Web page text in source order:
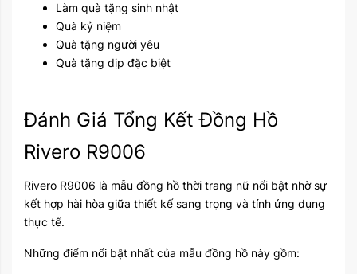
Làm quà tặng sinh nhật
Quà kỷ niệm
Quà tặng người yêu
Quà tặng dịp đặc biệt
Đánh Giá Tổng Kết Đồng Hồ
Rivero R9006
Rivero R9006 là mẫu đồng hồ thời trang nữ nổi bật nhờ sự
kết hợp hài hòa giữa thiết kế sang trọng và tính ứng dụng
thực tế.
Những điểm nổi bật nhất của mẫu đồng hồ này gồm: